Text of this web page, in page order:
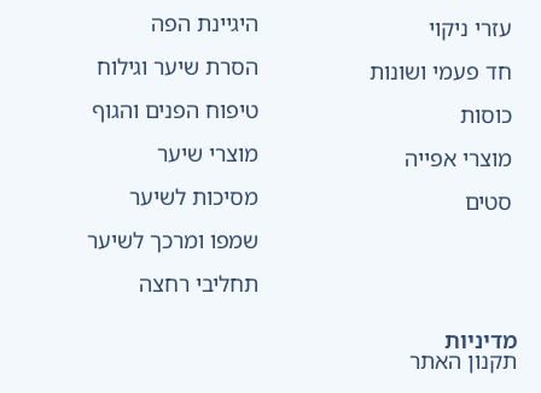
עזרי ניקוי
חד פעמי ושונות
כוסות
מוצרי אפייה
סטים
היגיינת הפה
הסרת שיער וגילוח
טיפוח הפנים והגוף
מוצרי שיער
מסיכות לשיער
שמפו ומרכך לשיער
תחליבי רחצה
מדיניות
תקנון האתר